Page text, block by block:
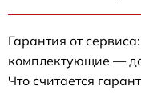
Гарантия от
комплектующие —
Что считается